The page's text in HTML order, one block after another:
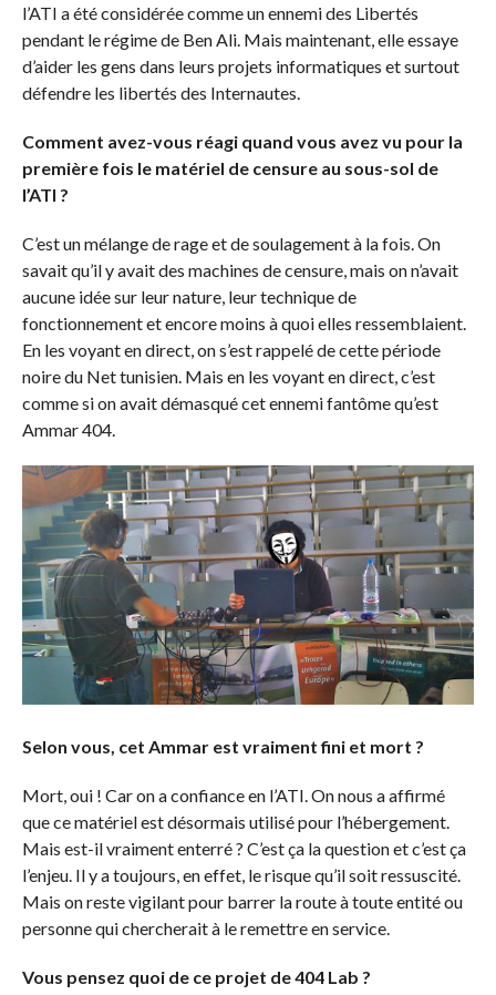
l’ATI a été considérée comme un ennemi des Libertés
pendant le régime de Ben Ali. Mais maintenant, elle essaye
d’aider les gens dans leurs projets informatiques et surtout
défendre les libertés des Internautes.
Comment avez-vous réagi quand vous avez vu pour la
première fois le matériel de censure au sous-sol de
l’ATI ?
C’est un mélange de rage et de soulagement à la fois. On
savait qu’il y avait des machines de censure, mais on n’avait
aucune idée sur leur nature, leur technique de
fonctionnement et encore moins à quoi elles ressemblaient.
En les voyant en direct, on s’est rappelé de cette période
noire du Net tunisien. Mais en les voyant en direct, c’est
comme si on avait démasqué cet ennemi fantôme qu’est
Ammar 404.
Selon vous, cet Ammar est vraiment fini et mort ?
Mort, oui ! Car on a confiance en l’ATI. On nous a affirmé
que ce matériel est désormais utilisé pour l’hébergement.
Mais est-il vraiment enterré ? C’est ça la question et c’est ça
l’enjeu. Il y a toujours, en effet, le risque qu’il soit ressuscité.
Mais on reste vigilant pour barrer la route à toute entité ou
personne qui chercherait à le remettre en service.
Vous pensez quoi de ce projet de 404 Lab ?